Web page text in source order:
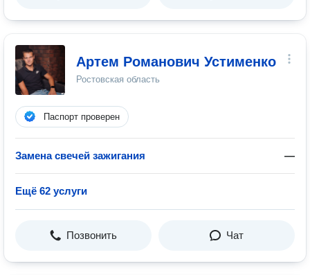
Артем Романович Устименко
Ростовская область
Паспорт проверен
Замена свечей зажигания —
Ещё 62 услуги
Позвонить Чат